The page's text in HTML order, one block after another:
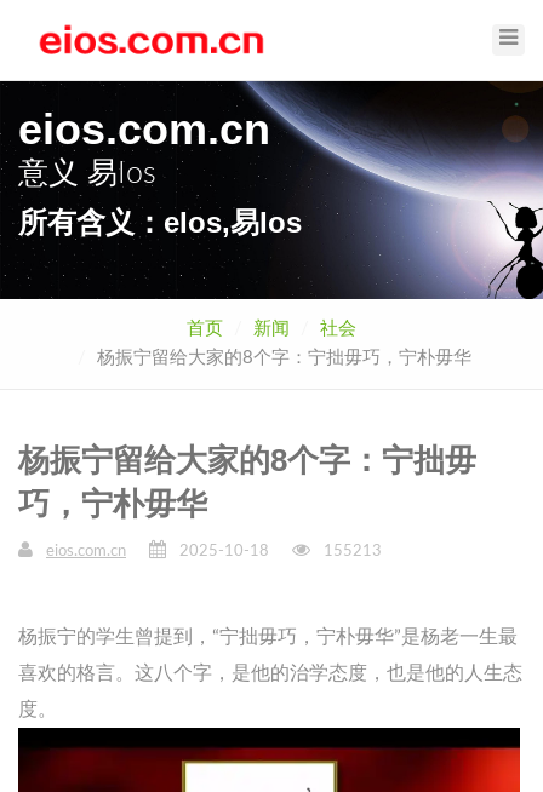
eios.com.cn
意义易Ios
所有含义：eIos,易Ios
首页 新闻
社会
杨振宁留给大家的8个字：宁拙毋巧，宁朴毋华
杨振宁留给大家的8个字：宁拙毋
巧，宁朴毋华
eios.com.cn 2025-10-18 155213
杨振宁的学生曾提到，“宁拙毋巧，宁朴毋华”是杨老一生最
喜欢的格言。这八个字，是他的治学态度，也是他的人生态
度。